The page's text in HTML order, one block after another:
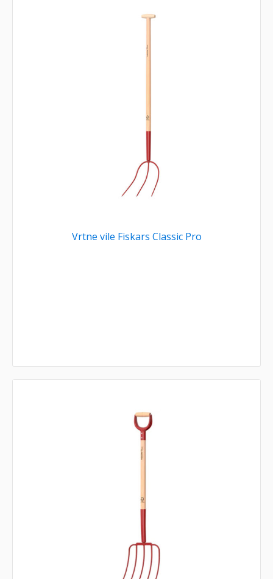
Vrtne vile Fiskars Classic Pro